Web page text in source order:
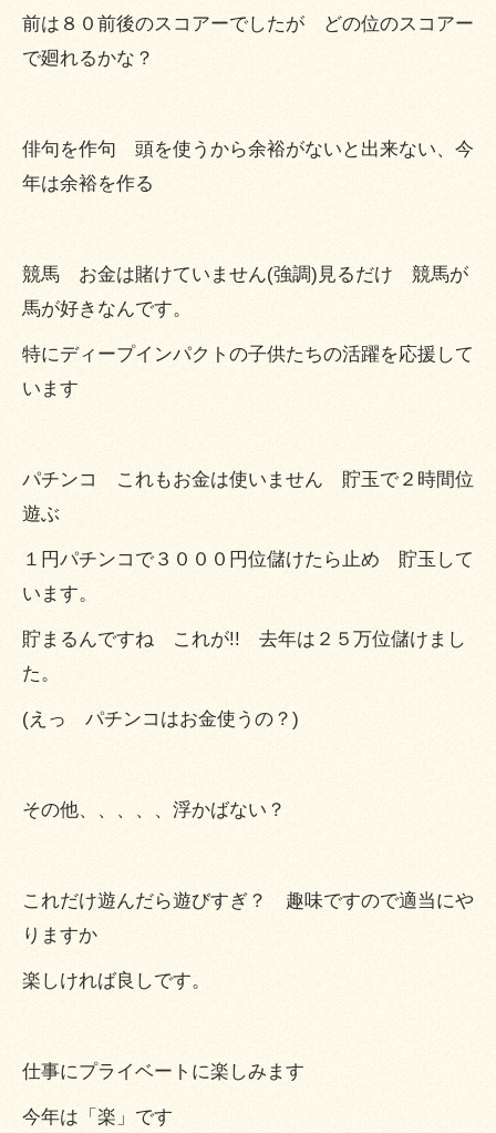
前は８０前後のスコアーでしたが どの位のスコアー
で廻れるかな？
俳句を作句 頭を使うから余裕がないと出来ない、今
年は余裕を作る
競馬 お金は賭けていません(強調)見るだけ 競馬が
馬が好きなんです。
特にディープインパクトの子供たちの活躍を応援して
います
パチンコ これもお金は使いません 貯玉で２時間位
遊ぶ
１円パチンコで３０００円位儲けたら止め 貯玉して
います。
貯まるんですね これが!! 去年は２５万位儲けまし
た。
(えっ パチンコはお金使うの？)
その他、、、、、浮かばない？
これだけ遊んだら遊びすぎ？ 趣味ですので適当にや
りますか
楽しければ良しです。
仕事にプライベートに楽しみます
今年は「楽」です